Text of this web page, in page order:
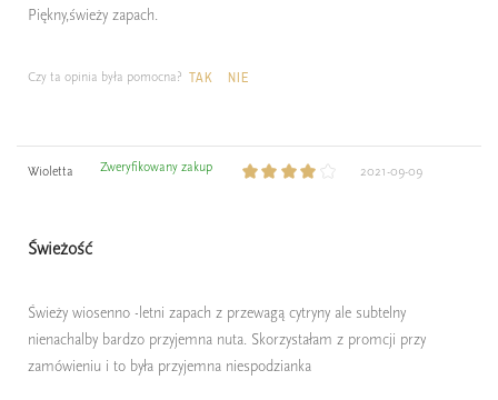
Piękny,świeży zapach.
Czy ta opinia była pomocna? TAK NIE
Wioletta Zweryfikowany zakup 2021-09-09
Świeżość
Świeży wiosenno -letni zapach z przewagą cytryny ale subtelny
nienachalby bardzo przyjemna nuta. Skorzystałam z promcji przy
zamówieniu i to była przyjemna niespodzianka